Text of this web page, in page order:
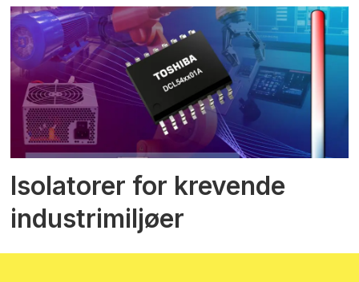
Isolatorer for krevende
industrimiljøer